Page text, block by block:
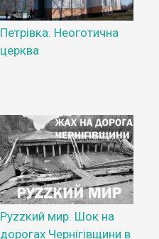
Петрівка. Неоготична
церква
Руzzкий мир. Шок на
дорогах Чернігівщини в